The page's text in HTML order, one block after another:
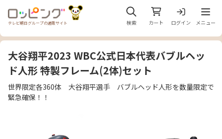
テレビ朝日グループの通販サイト 検索 カート ログイン
メニ
メニュー
大谷翔平2023 WBC公式日本代表バブルヘッ
ド人形 特製フレーム(2体)セット
世界限定各360体 大谷翔平選手 バブルヘッド人形を数量限定で
緊急確保！！